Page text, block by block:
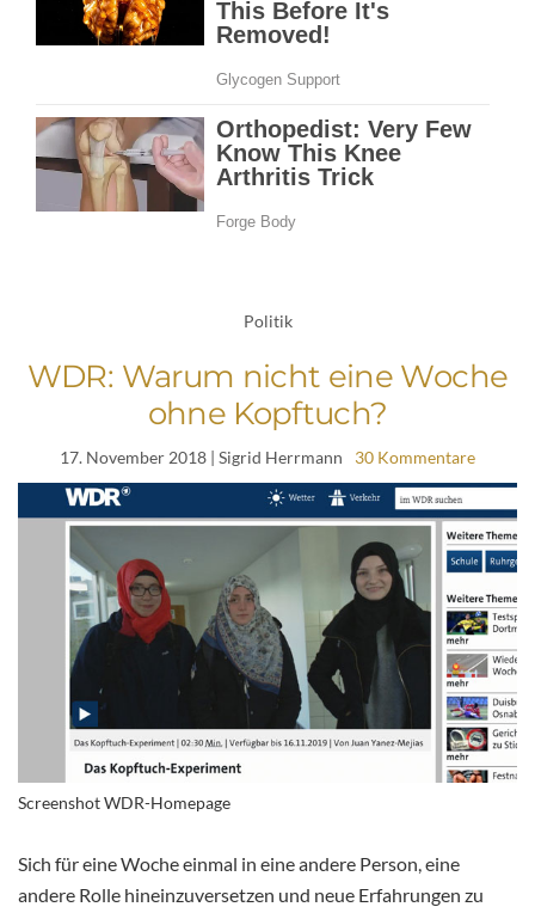
Politik
WDR: Warum nicht eine Woche
ohne Kopftuch?
17. November 2018 | Sigrid Herrmann 30 Kommentare
Screenshot WDR-Homepage
Sich für eine Woche einmal in eine andere Person, eine
andere Rolle hineinzuversetzen und neue Erfahrungen zu